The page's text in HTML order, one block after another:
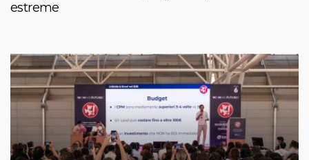
estreme